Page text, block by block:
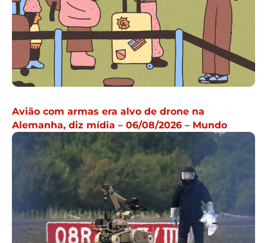
Avião com armas era alvo de drone na
Alemanha, diz mídia – 06/08/2026 – Mundo